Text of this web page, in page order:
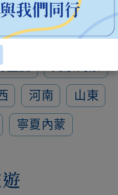
系列
深度系列
雲南
青海
慶
河南
山東
寧夏內蒙